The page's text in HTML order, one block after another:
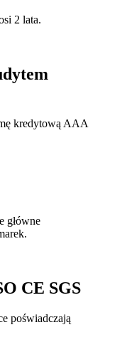
2 lata.
kredytową AAA
główne
CE SGS
poświadczają